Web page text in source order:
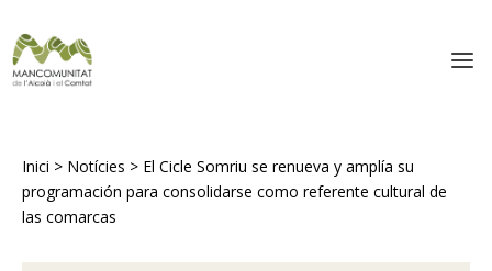
Inici > Notícies > El Cicle Somriu se renueva y amplía su
programación para consolidarse como referente cultural de
las comarcas